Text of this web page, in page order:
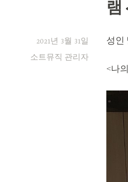
램
2021년 3월 31일
소트뮤직 관리자
성인
<나